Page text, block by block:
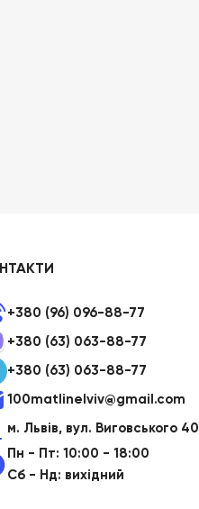
+380 (96) 096-88-77
+380 (63) 063-88-77
+380 (63) 063-88-77
100matlinelviv@gmail.com
м. Львів, вул. Виговського 40
Пн - Пт: 10:00 - 18:00
Сб - Нд: вихідний